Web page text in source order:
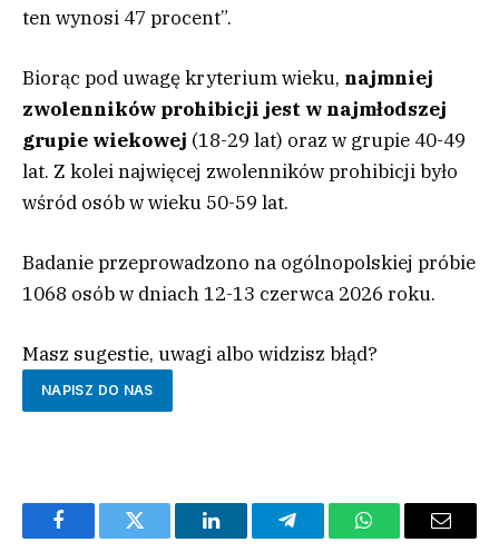
ten wynosi 47 procent”.
Biorąc pod uwagę kryterium wieku, najmniej
zwolenników prohibicji jest w najmłodszej
grupie wiekowej (18-29 lat) oraz w grupie 40-49
lat. Z kolei najwięcej zwolenników prohibicji było
wśród osób w wieku 50-59 lat.
Badanie przeprowadzono na ogólnopolskiej próbie
1068 osób w dniach 12-13 czerwca 2026 roku.
Masz sugestie, uwagi albo widzisz błąd?
NAPISZ DO NAS
FacebookTwitter LinkedInTelegramWhatsAppEmail